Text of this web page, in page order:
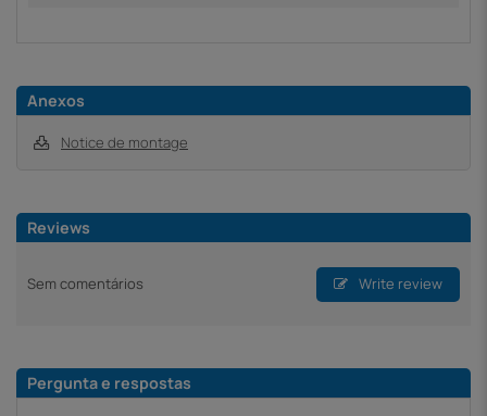
Anexos
Notice de montage
Reviews
Sem comentários Write review
Pergunta e respostas